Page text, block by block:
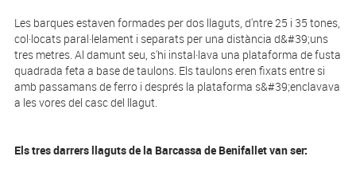
Les barques estaven formades per dos llaguts, d'ntre 25 i 35 tones,
col·locats paral·lelament i separats per una distància d&#39;uns
tres metres. Al damunt seu, s'hi instal·lava una plataforma de fusta
quadrada feta a base de taulons. Els taulons eren fixats entre si
amb passamans de ferro i després la plataforma s&#39;enclavava
a les vores del casc del llagut.
Els tres darrers llaguts de la Barcassa de Benifallet van ser: